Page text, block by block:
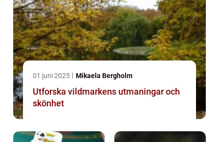
01 juni 2025 Mikaela Bergholm
Utforska vildmarkens utmaningar och
skönhet